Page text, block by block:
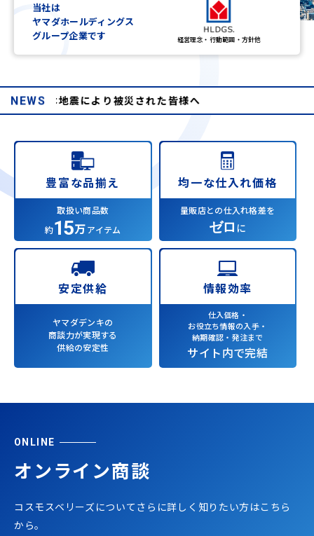
当社は
ヤマダホールディングス
グループ企業です
経営理念・行動範囲・方針他
NEWS
年熊本地震により被災された皆様へ
豊富な品揃え
取扱い商品数
約15万アイテム
均一な仕入れ価格
量販店との仕入れ格差を
ゼロ に
安定供給
ヤマダデンキの
商談力が実現する
供給の安定性
情報効率
仕入価格・
お役立ち情報の入手・
納期確認・発注まで
サイト内で完結
ONLINE
オンライン商談
コスモスベリーズについてさらに詳しく知りたい方はこちら
から。